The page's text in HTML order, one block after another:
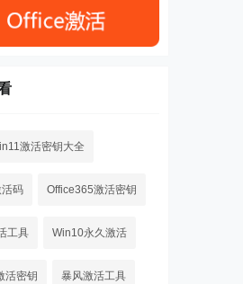
激活密钥大全
码 Office365激活密钥
工具 Win10永久激活
活密钥 暴风激活工具